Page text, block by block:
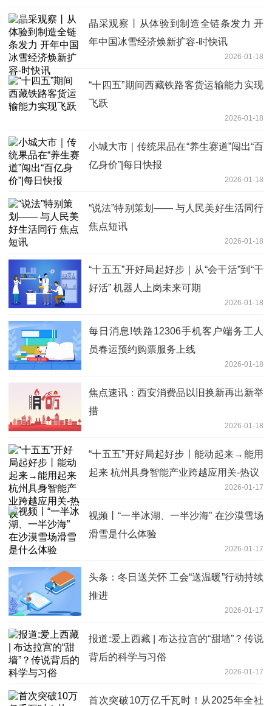
晶采观察丨从体验到制造全链条发力 开
年中国冰雪经济焕新扩容-时快讯
2026-01-18
“十四五”期间西藏铁路客货运输能力实现
飞跃
2026-01-18
小城大市｜传统果品在“养生赛道”闯出“百
亿身价”|每日快报
2026-01-18
“说法”特别策划—— 与人民美好生活同行
焦点短讯
2026-01-18
“十五五”开好局起好步｜从“会干活”到“干
好活” 机器人上岗未来可期
2026-01-18
每日消息!铁路12306手机客户端务工人
员春运预约购票服务上线
2026-01-18
焦点速讯：西安消费品以旧换新再出新举
措
2026-01-18
“十五五”开好局起好步丨能动起来→能用
起来 杭州具身智能产业跨越应用关-热议
2026-01-17
视频丨“一半冰湖、一半沙海” 在沙漠雪场
滑雪是什么体验
2026-01-17
头条：冬日送关怀 工会“送温暖”行动持续
推进
2026-01-17
报道:爱上西藏 | 布达拉宫的“甜墙”？传说
背后的科学与习俗
2026-01-17
首次突破10万亿千瓦时！从2025年全社